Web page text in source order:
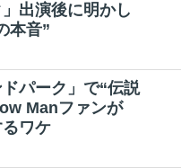
」出演後に明かし
本音”
ドパーク」で“伝説
Manファンが
るワケ